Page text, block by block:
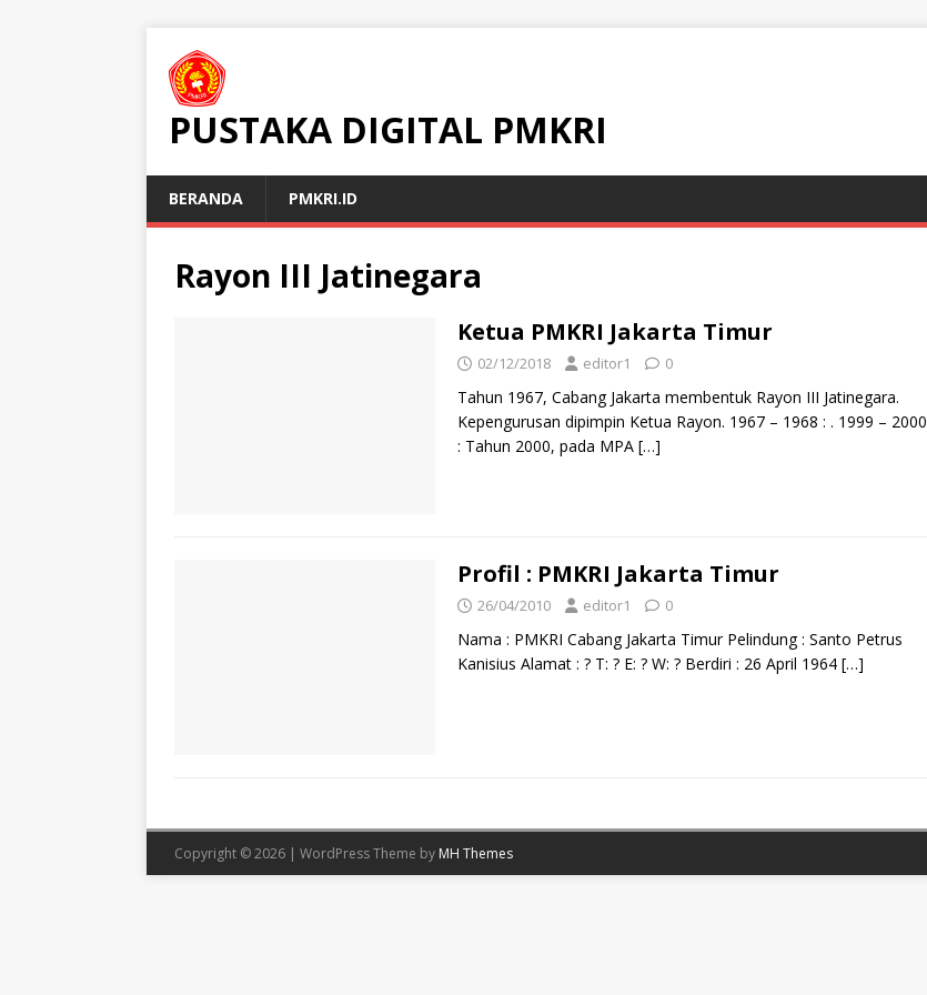
PUSTAKA DIGITAL PMKRI
BERANDA PMKRI.ID
Rayon III Jatinegara
Ketua PMKRI Jakarta Timur
02/12/2018 editor1 0
Tahun 1967, Cabang Jakarta membentuk Rayon III Jatinegara.
Kepengurusan dipimpin Ketua Rayon. 1967 – 1968 : . 1999 – 2000
: Tahun 2000, pada MPA […]
Profil : PMKRI Jakarta Timur
26/04/2010 editor1 0
Nama : PMKRI Cabang Jakarta Timur Pelindung : Santo Petrus
Kanisius Alamat : ? T: ? E: ? W: ? Berdiri : 26 April 1964 […]
Copyright © 2026 | WordPress Theme by MH Themes